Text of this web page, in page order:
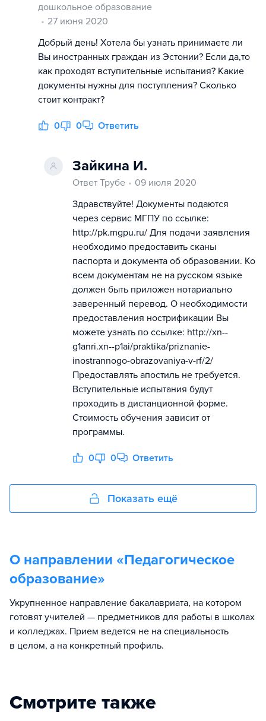
дошкольное образование
27 июня 2020
Добрый день! Хотела бы узнать принимаете ли
Вы иностранных граждан из Эстонии? Если да,то
как проходят вступительные испытания? Какие
документы нужны для поступления? Сколько
стоит контракт?
0 0 Ответить
Зайкина И.
Ответ Трубе
09 июля 2020
Здравствуйте! Документы подаются
через сервис МГПУ по ссылке:
http://pk.mgpu.ru/ Для подачи заявления
необходимо предоставить сканы
паспорта и документа об образовании. Ко
всем документам не на русском языке
должен быть приложен нотариально
заверенный перевод. О необходимости
предоставления нострификации Вы
можете узнать по ссылке: http://xn--
g1anri.xn--p1ai/praktika/priznanie-
inostrannogo-obrazovaniya-v-rf/2/
Предоставлять апостиль не требуется.
Вступительные испытания будут
проходить в дистанционной форме.
Стоимость обучения зависит от
программы.
0 0 Ответить
Показать ещё
О направлении «Педагогическое
образование»
Укрупненное направление бакалавриата, на котором
готовят учителей — предметников для работы в школах
и колледжах. Прием ведется не на специальность
в целом, а на конкретный профиль.
Смотрите также